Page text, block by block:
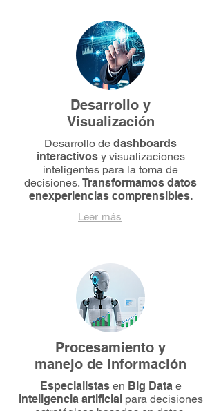
Desarrollo y
Visualización
Desarrollo de dashboards
interactivosy visualizaciones
inteligentes para la toma de
decisiones. Transformamos datos
enexperiencias comprensibles.
Leer más
Procesamiento y
manejo de información
Especialistasen Big Datae
inteligencia artificialpara decisiones